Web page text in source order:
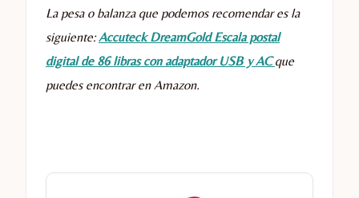
La pesa o balanza que podemos recomendar es la
siguiente:Accuteck DreamGold Escala postal
digital de 86 libras con adaptador USB y ACque
puedes encontrar en Amazon.